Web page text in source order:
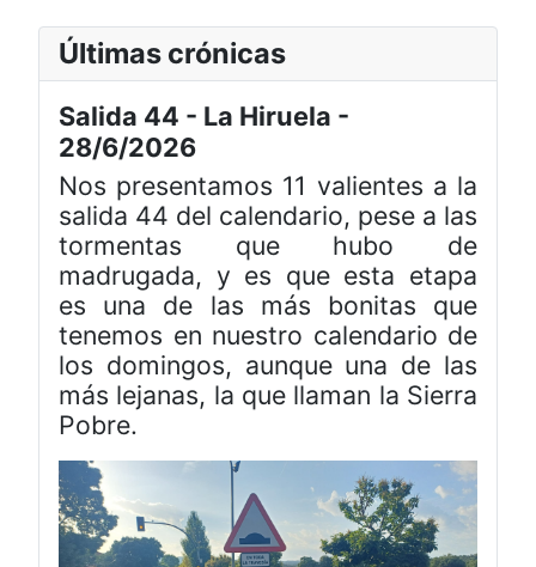
Últimas crónicas
Salida 44 - La Hiruela -
28/6/2026
Nos presentamos 11 valientes a la
salida 44 del calendario, pese a las
tormentas que hubo de
madrugada, y es que esta etapa
es una de las más bonitas que
tenemos en nuestro calendario de
los domingos, aunque una de las
más lejanas, la que llaman la Sierra
Pobre.